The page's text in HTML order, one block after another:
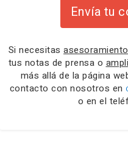
Envía tu
Si necesitas asesoramiento
tus notas de prensa o
más allá de la página
contacto con nosotros en
o en el